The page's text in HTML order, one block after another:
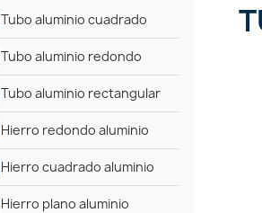
Tubo aluminio cuadrado
Tubo aluminio redondo
Tubo aluminio rectangular
Hierro redondo aluminio
Hierro cuadrado aluminio
Hierro plano aluminio